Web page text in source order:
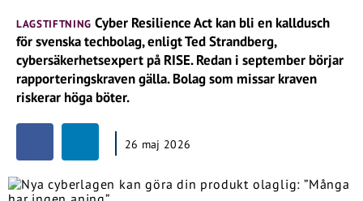
LAGSTIFTNING Cyber Resilience Act kan bli en kalldusch
för svenska techbolag, enligt Ted Strandberg,
cybersäkerhetsexpert på RISE. Redan i september börjar
rapporteringskraven gälla. Bolag som missar kraven
riskerar höga böter.
26 maj 2026